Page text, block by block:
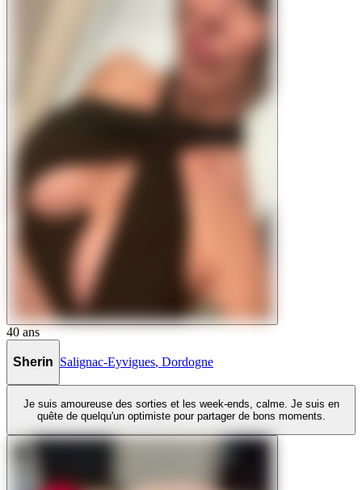
40 ans
Sherin Salignac-Eyvigues, Dordogne
Je suis amoureuse des sorties et les week-ends, calme. Je suis en
quête de quelqu'un optimiste pour partager de bons moments.